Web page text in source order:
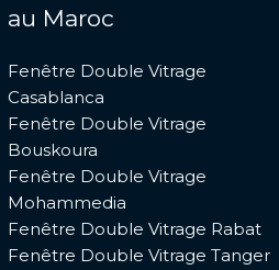
au Maroc
Fenêtre Double Vitrage
Casablanca
Fenêtre Double Vitrage
Bouskoura
Fenêtre Double Vitrage
Mohammedia
Fenêtre Double Vitrage Rabat
Fenêtre Double Vitrage Tanger